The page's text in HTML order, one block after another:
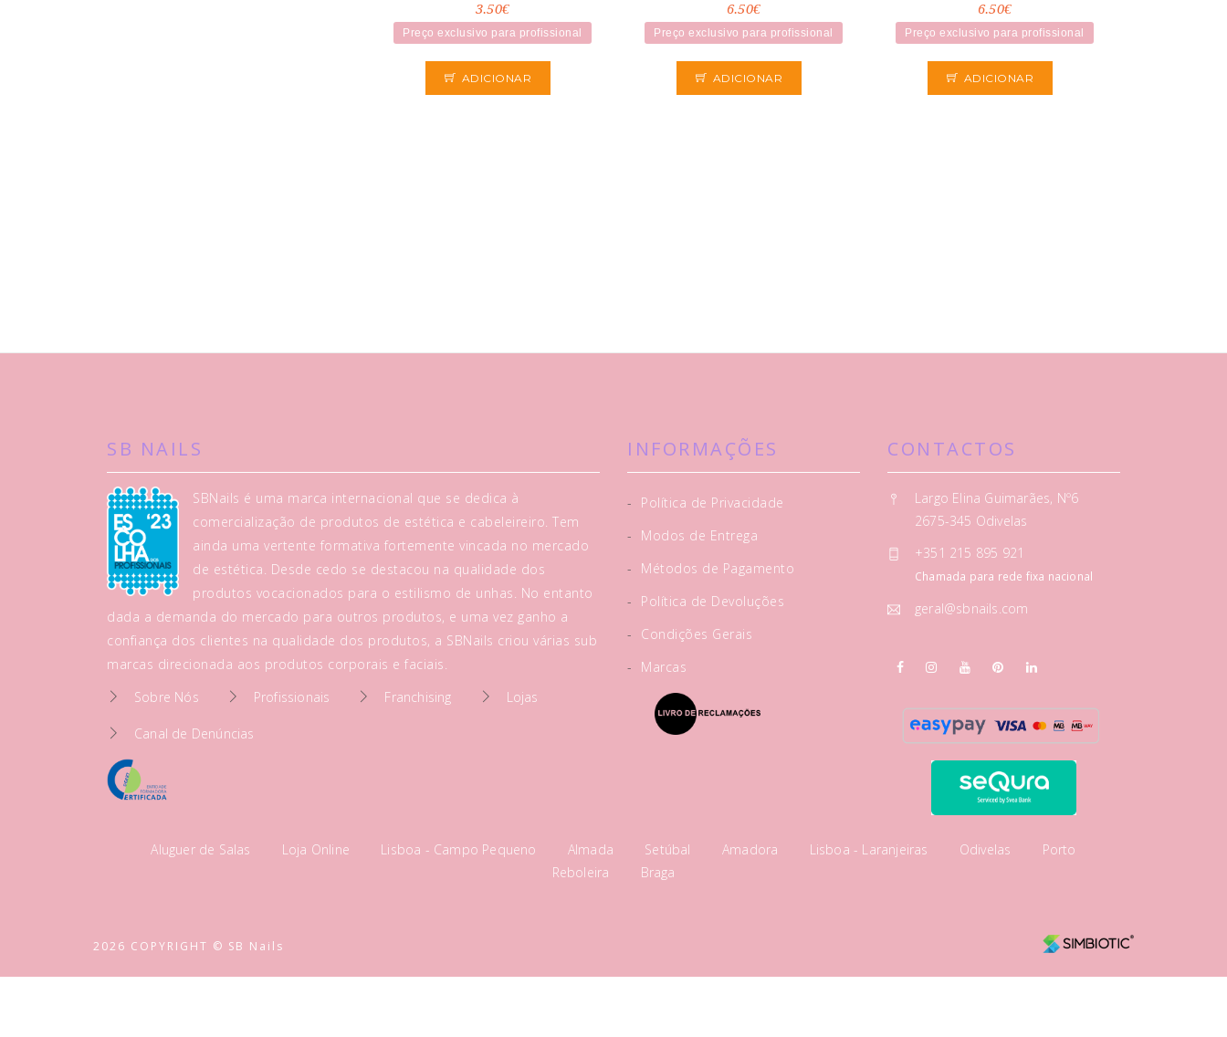
3.50€
Preço exclusivo para profissional
ADICIONAR
6.50€
Preço exclusivo para profissional
ADICIONAR
6.50€
Preço exclusivo para profissional
ADICIONAR
SB NAILS
SBNails é uma marca internacional que se dedica à
comercialização de produtos de estética e cabeleireiro. Tem
ainda uma vertente formativa fortemente vincada no mercado
de estética. Desde cedo se destacou na qualidade dos
produtos vocacionados para o estilismo de unhas. No entanto
dada a demanda do mercado para outros produtos, e uma vez ganho a
confiança dos clientes na qualidade dos produtos, a SBNails criou várias sub
marcas direcionada aos produtos corporais e faciais.
Sobre Nós
Profissionais Franchising Lojas
Canal de Denúncias
INFORMAÇÕES
-
Política de Privacidade
-
Modos de Entrega
-
Métodos de Pagamento
-
Política de Devoluções
-
Condições Gerais
-
Marcas
CONTACTOS
Largo Elina Guimarães, Nº6
2675-345 Odivelas
+351 215 895 921
Chamada para rede fixa nacional
geral@sbnails.com
Aluguer de Salas Loja Online Lisboa - Campo Pequeno Almada Setúbal Amadora Lisboa - Laranjeiras Odivelas
Porto
Reboleira
Braga
2026 COPYRIGHT © SB Nails